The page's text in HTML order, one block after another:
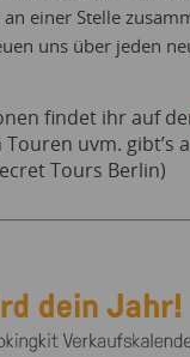
an einer Stelle
uns über jeden
findet ihr auf
uvm. gibt’s
Tours Berlin)